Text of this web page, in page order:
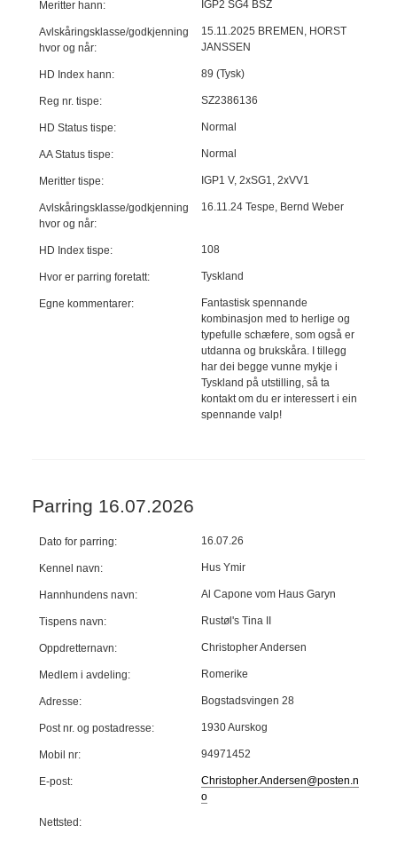
Meritter hann: IGP2 SG4 BSZ
Avlskåringsklasse/godkjenning
hvor og når:
15.11.2025 BREMEN, HORST
JANSSEN
HD Index hann: 89 (Tysk)
Reg nr. tispe: SZ2386136
HD Status tispe: Normal
AA Status tispe: Normal
Meritter tispe: IGP1 V, 2xSG1, 2xVV1
Avlskåringsklasse/godkjenning
hvor og når:
16.11.24 Tespe, Bernd Weber
HD Index tispe: 108
Hvor er parring foretatt: Tyskland
Egne kommentarer:
Fantastisk spennande
kombinasjon med to herlige og
typefulle schæfere, som også er
utdanna og brukskåra. I tillegg
har dei begge vunne mykje i
Tyskland på utstilling, så ta
kontakt om du er interessert i ein
spennande valp!
Parring 16.07.2026
Dato for parring: 16.07.26
Kennel navn: Hus Ymir
Hannhundens navn: Al Capone vom Haus Garyn
Tispens navn: Rustøl's Tina II
Oppdretternavn: Christopher Andersen
Medlem i avdeling: Romerike
Adresse: Bogstadsvingen 28
Post nr. og postadresse: 1930 Aurskog
Mobil nr: 94971452
E-post:
Christopher.Andersen@posten.n
o
Nettsted: